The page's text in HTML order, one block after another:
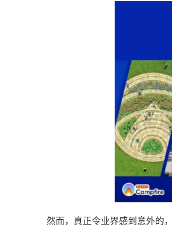
然而，真正令业界感到意外的